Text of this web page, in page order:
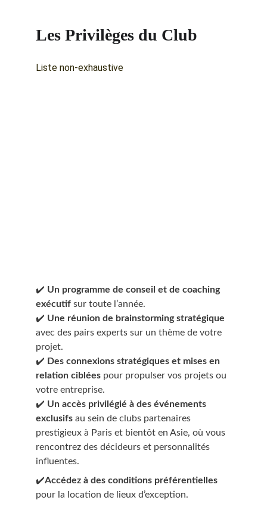
Les Privilèges du Club
Liste non-exhaustive
✔️ Un programme de conseil et de coaching
exécutif sur toute l’année.
✔️ Une réunion de brainstorming stratégique
avec des pairs experts sur un thème de votre
projet.
✔️ Des connexions stratégiques et mises en
relation ciblées pour propulser vos projets ou
votre entreprise.
✔️ Un accès privilégié à des événements
exclusifs au sein de clubs partenaires
prestigieux à Paris et bientôt en Asie, où vous
rencontrez des décideurs et personnalités
influentes.
✔️Accédez à des conditions préférentielles
pour la location de lieux d’exception.